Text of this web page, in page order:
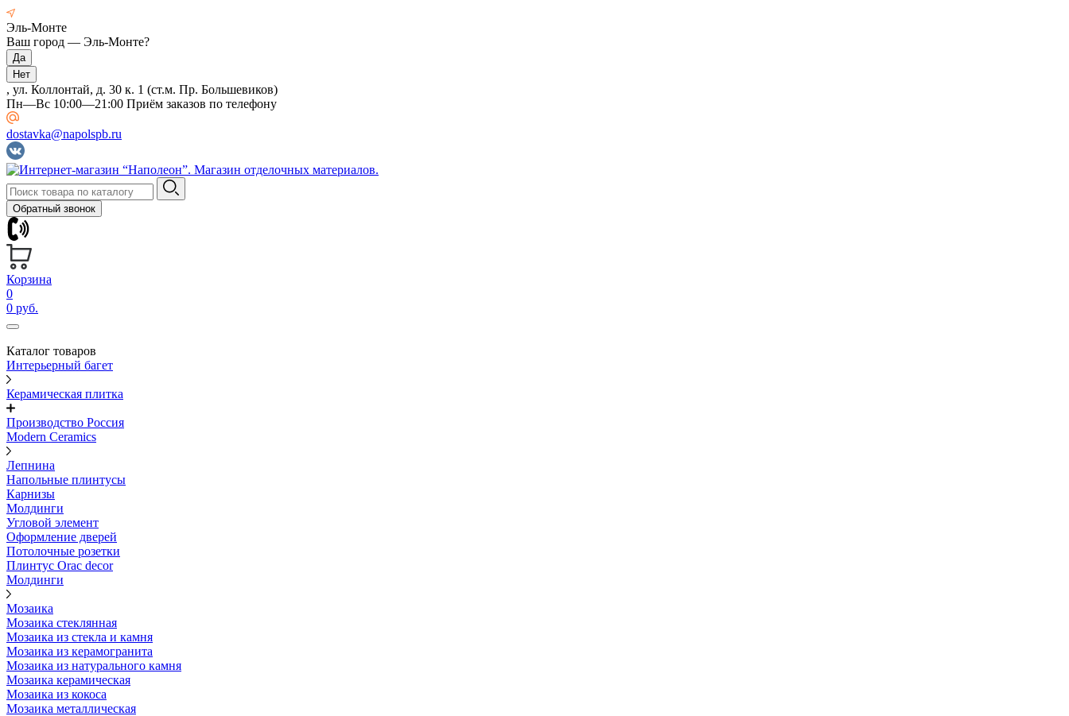
Эль-Монте
Ваш город — Эль-Монте?
, ул. Коллонтай, д. 30 к. 1 (ст.м. Пр. Большевиков)
Пн—Вс 10:00—21:00 Приём заказов по телефону
dostavka@napolspb.ru
Обратный звонок
Корзина
0
0 руб.
Каталог товаров
Интерьерный багет
Керамическая плитка
Производство Россия
Modern Ceramics
Лепнина
Напольные плинтусы
Карнизы
Молдинги
Угловой элемент
Оформление дверей
Потолочные розетки
Плинтус Orac decor
Молдинги
Мозаика
Мозаика стеклянная
Мозаика из стекла и камня
Мозаика из керамогранита
Мозаика из натурального камня
Мозаика керамическая
Мозаика из кокоса
Мозаика металлическая